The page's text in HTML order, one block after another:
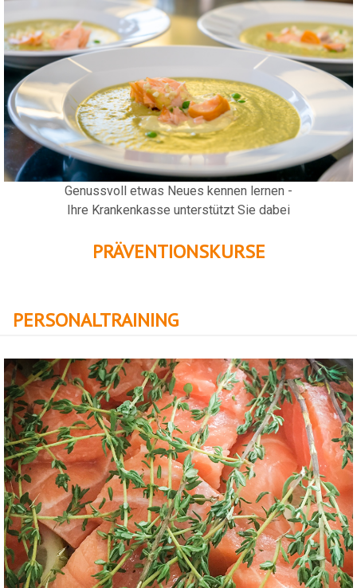
Genussvoll etwas Neues kennen lernen -
Ihre Krankenkasse unterstützt Sie dabei
PRÄVENTIONSKURSE
PERSONALTRAINING